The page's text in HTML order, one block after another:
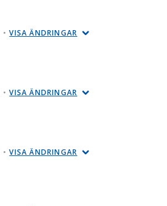
•VISA ÄNDRINGAR
•VISA ÄNDRINGAR
•VISA ÄNDRINGAR